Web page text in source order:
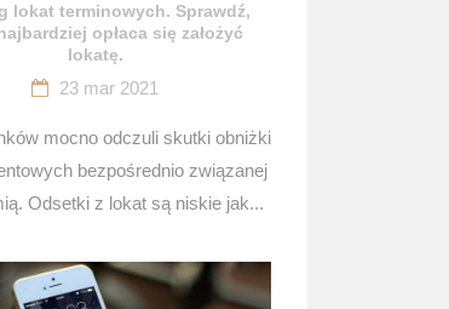
lokat terminowych. Sprawdź,
opłaca się założyć
lokatę.
23 mar 2021
mocno odczuli skutki obniżki
bezpośrednio związanej
Odsetki z lokat są niskie jak...